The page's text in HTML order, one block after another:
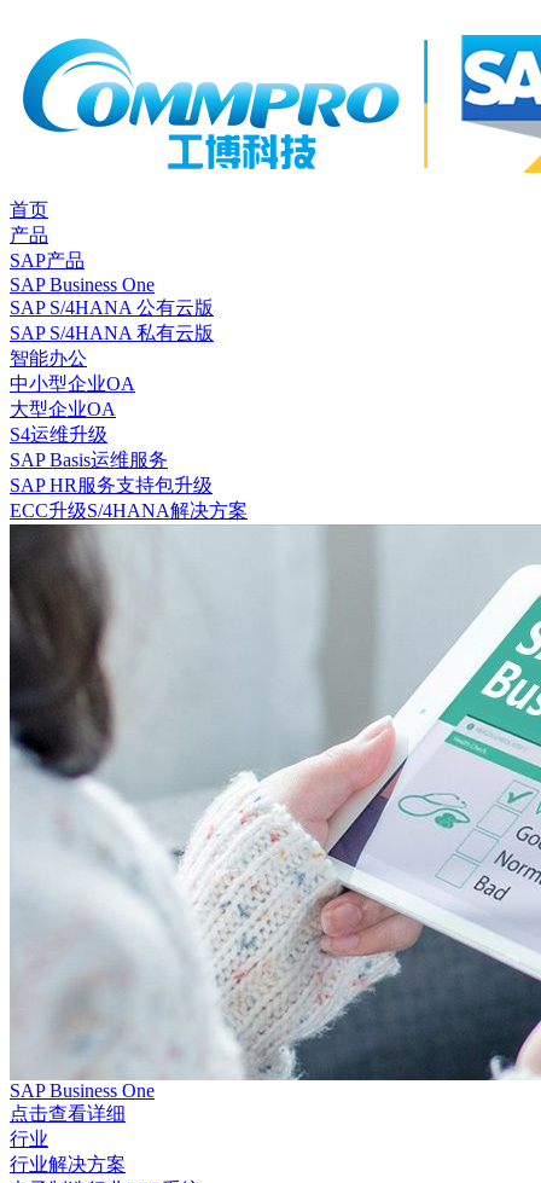
首页
产品
SAP产品
SAP Business One
SAP S/4HANA 公有云版
SAP S/4HANA 私有云版
智能办公
中小型企业OA
大型企业OA
S4运维升级
SAP Basis运维服务
SAP HR服务支持包升级
ECC升级S/4HANA解决方案
SAP Business One
点击查看详细
行业
行业解决方案